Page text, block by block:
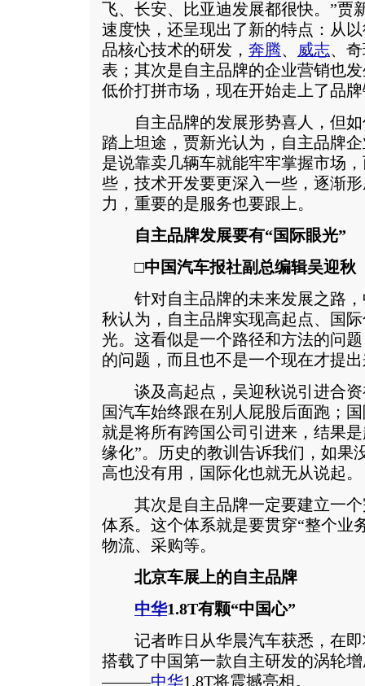
飞、长安、比亚迪发展都很快。”贾
速度快，还呈现出了新的特点：从
品核心技术的研发， 奔腾、 威志、
表；其次是自主品牌的企业营销也
低价打拼市场，现在开始走上了品
自主品牌的发展形势喜人，但如
踏上坦途，贾新光认为，自主品牌
是说靠卖几辆车就能牢牢掌握市场
些，技术开发要更深入一些，逐渐
力，重要的是服务也要跟上。
自主品牌发展要有“国际眼光”
□中国汽车报社副总编辑吴迎秋
针对自主品牌的未来发展之路，
秋认为，自主品牌实现高起点、国
光。这看似是一个路径和方法的问
的问题，而且也不是一个现在才提
谈及高起点，吴迎秋说引进合资
国汽车始终跟在别人屁股后面跑；
就是将所有跨国公司引进来，结果
缘化”。历史的教训告诉我们，如果
高也没有用，国际化也就无从说起。
其次是自主品牌一定要建立一个
体系。这个体系就是要贯穿“整个业
物流、采购等。
北京车展上的自主品牌
中华1.8T有颗“中国心”
记者昨日从华晨汽车获悉，在即
搭载了中国第一款自主研发的涡轮
———中华1.8T将震撼亮相。